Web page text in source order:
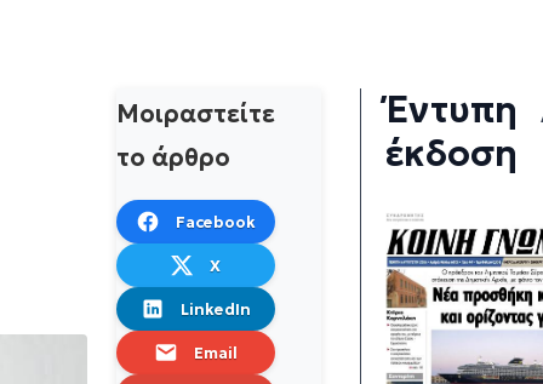
Μοιραστείτε
το άρθρο
Facebook
X
LinkedIn
Email
Έντυπη
έκδοση